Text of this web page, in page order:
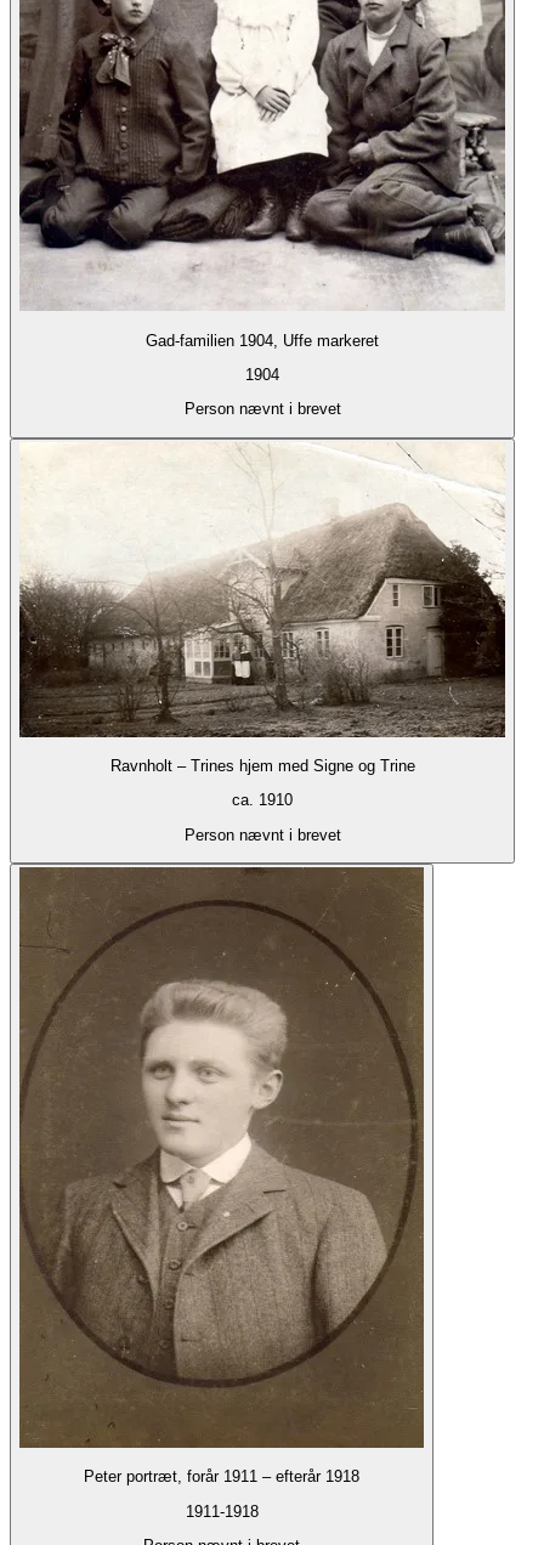
Gad-familien 1904, Uffe markeret
1904
Person nævnt i brevet
Ravnholt – Trines hjem med Signe og Trine
ca. 1910
Person nævnt i brevet
Peter portræt, forår 1911 – efterår 1918
1911-1918